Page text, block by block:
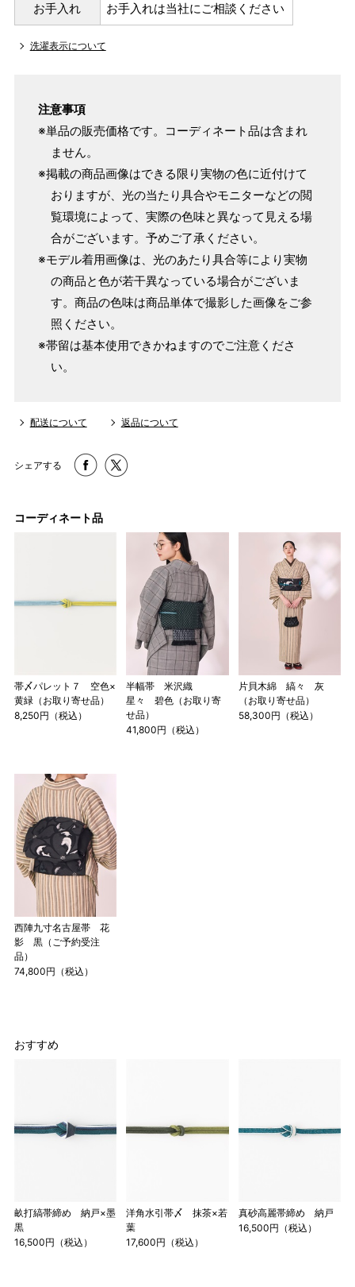
お手入れ お手入れは当社にご相談ください
洗濯表示について
注意事項
※単品の販売価格です。コーディネート品は含まれ
ません。
※掲載の商品画像はできる限り実物の色に近付けて
おりますが、光の当たり具合やモニターなどの閲
覧環境によって、実際の色味と異なって見える場
合がございます。予めご了承ください。
※モデル着用画像は、光のあたり具合等により実物
の商品と色が若干異なっている場合がございま
す。商品の色味は商品単体で撮影した画像をご参
照ください。
※帯留は基本使用できかねますのでご注意くださ
い。
配送について 返品について
シェアする
コーディネート品
帯〆パレット７ 空色×
黄緑（お取り寄せ品）
8,250円（税込）
半幅帯 米沢織
星々 碧色（お取り寄
せ品）
41,800円（税込）
片貝木綿 縞々 灰
（お取り寄せ品）
58,300円（税込）
西陣九寸名古屋帯 花
影 黒（ご予約受注
品）
74,800円（税込）
おすすめ
畝打縞帯締め 納戸×墨
黒
16,500円（税込）
洋角水引帯〆 抹茶×若
葉
17,600円（税込）
真砂高麗帯締め 納戸
16,500円（税込）